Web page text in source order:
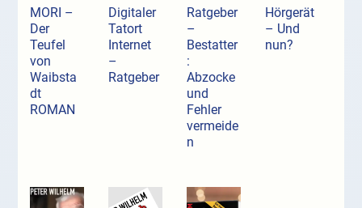
MORI –
Der
Teufel
von
Waibsta
dt
ROMAN
Digitaler
Tatort
Internet
–
Ratgeber
Ratgeber
–
Bestatter
:
Abzocke
und
Fehler
vermeide
n
Hörgerät
– Und
nun?